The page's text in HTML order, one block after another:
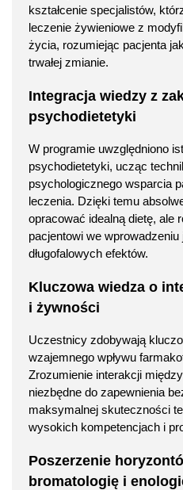
kształcenie specjalistów,
leczenie żywieniowe z
życia, rozumiejąc pacjenta
trwałej zmianie.
Integracja wiedzy z
psychodietetyki
W programie uwzględniono
psychodietetyki, ucząc
psychologicznego wsparcia
leczenia. Dzięki temu
opracować idealną dietę, ale
pacjentowi we
długofalowych efektów.
Kluczowa wiedza o
i żywności
Uczestnicy zdobywają
wzajemnego wpływu
Zrozumienie interakcji
niezbędne do zapewnienia
maksymalnej skuteczności
wysokich kompetencjach i
Poszerzenie
bromatologię i